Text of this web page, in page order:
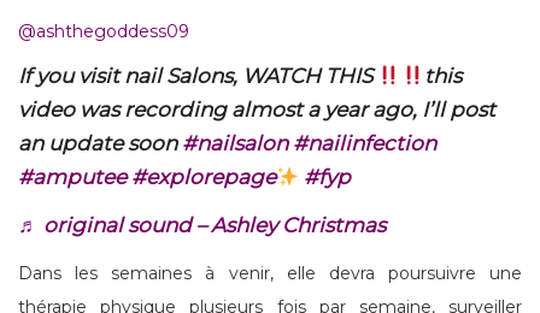
@ashthegoddess09
If you visit nail Salons, WATCH THIS
this
video was recording almost a year ago, I’ll post
an update soon #nailsalon #nailinfection
#amputee #explorepage
#fyp
♬ original sound – Ashley Christmas
Dans les semaines à venir, elle devra poursuivre une
thérapie physique plusieurs fois par semaine, surveiller